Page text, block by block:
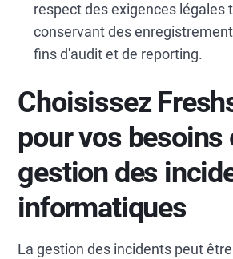
respect des exigences légales
conservant des
fins d'audit et de reporting.
Choisissez
pour vos besoins
gestion des
informatiques
La gestion des incidents peut